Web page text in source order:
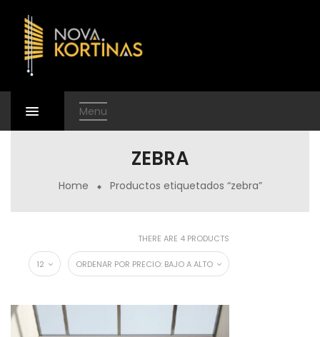
Menu
ZEBRA
Home Productos etiquetados “zebra”
THERE ARE 4 PRODUCTS
ORDENAR POR PRECIO: BAJO A ALTO
12